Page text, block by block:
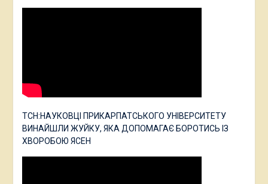
ТСН:НАУКОВЦІ ПРИКАРПАТСЬКОГО УНІВЕРСИТЕТУ
ВИНАЙШЛИ ЖУЙКУ, ЯКА ДОПОМАГАЄ БОРОТИСЬ ІЗ
ХВОРОБОЮ ЯСЕН